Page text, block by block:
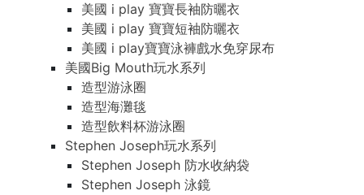
美國 i play 寶寶長袖防曬衣
美國 i play 寶寶短袖防曬衣
美國 i play寶寶泳褲戲水免穿尿布
美國Big Mouth玩水系列
造型游泳圈
造型海灘毯
造型飲料杯游泳圈
Stephen Joseph玩水系列
Stephen Joseph 防水收納袋
Stephen Joseph 泳鏡